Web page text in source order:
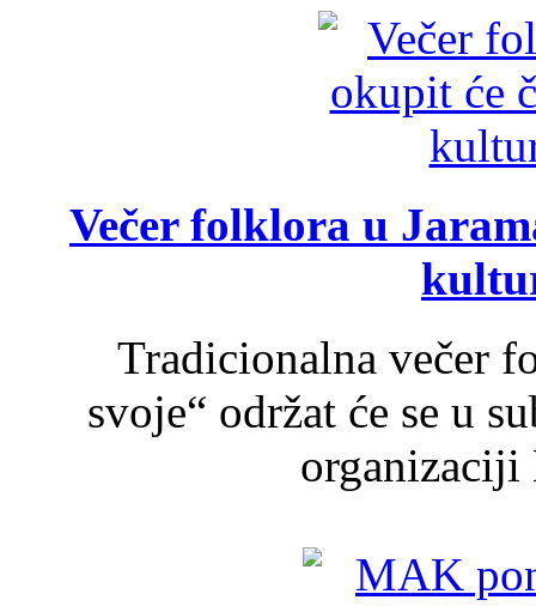
Večer folklora u
Tradicionalna večer
svoje“ održat će se u
organizaciji